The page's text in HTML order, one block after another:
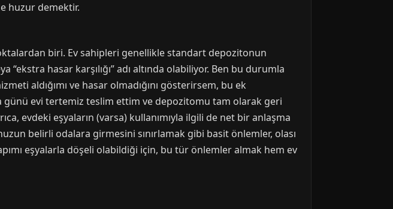
huzur demektir.
biri. Ev sahipleri genellikle standart depozitonun
hasar karşılığı” adı altında olabiliyor. Ben bu durumla
aldığımı ve hasar olmadığını gösterirsem, bu ek
günü evi tertemiz teslim ettim ve depozitomu tam olarak geri
evdeki eşyaların (varsa) kullanımıyla ilgili de net bir anlaşma
belirli odalara girmesini sınırlamak gibi basit önlemler, olası
eşyalarla döşeli olabildiği için, bu tür önlemler almak hem ev